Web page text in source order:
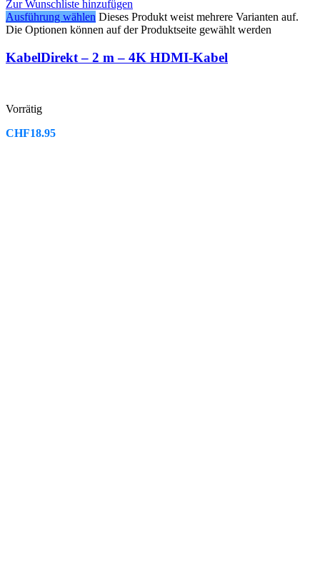
Zur Wunschliste hinzufügen
Ausführung wählen Dieses Produkt weist mehrere Varianten auf.
Die Optionen können auf der Produktseite gewählt werden
KabelDirekt – 2 m – 4K HDMI-Kabel
Vorrätig
CHF18.95